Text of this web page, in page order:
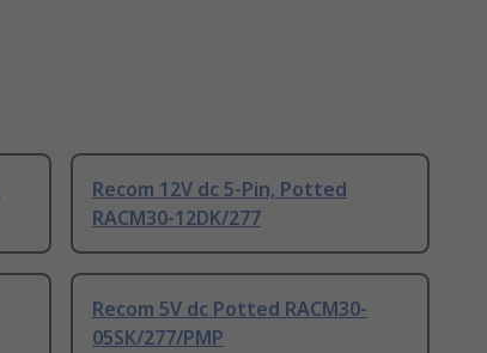
Recom 12V dc 5-Pin, Potted
RACM30-12DK/277
Recom 5V dc Potted RACM30-
05SK/277/PMP